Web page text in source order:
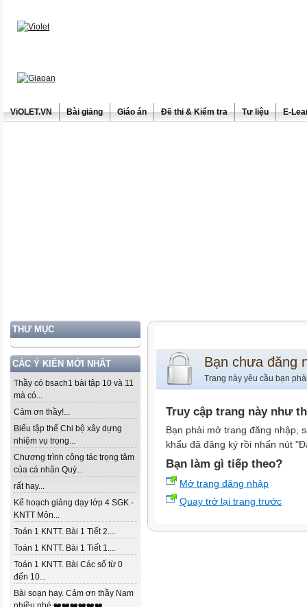
ViOLET.VN Bài giảng Giáo án Đề thi & Kiểm tra Tư liệu E-
THƯ MỤC
CÁC Ý KIẾN MỚI NHẤT
Thầy có bsach1 bài tập 10 và 11
mà có...
Cảm ơn thầy!...
Biểu tập thể Chi bộ xây dựng
nhiệm vụ trọng...
Chương trình công tác trọng tâm
của cá nhân Quý...
rất hay...
Kế hoạch giảng dạy lớp 4 SGK -
KNTT Môn...
Toán 1 KNTT. Bài 1 Tiết 2....
Toán 1 KNTT. Bài 1 Tiết 1....
Toán 1 KNTT. Bài Các số từ 0
đến 10...
Bài soạn hay. Cảm ơn thầy Nam
Bạn chưa đăng
Trang này yêu cầu bạn
Truy cập trang này như
Bạn phải mở trang đăng nhập,
khẩu đã đăng ký rồi nhấn nút
Bạn làm gì tiếp theo?
Mở trang đăng nhập
Quay trở lại trang trước